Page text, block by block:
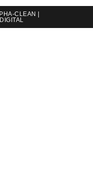
CLEAN |